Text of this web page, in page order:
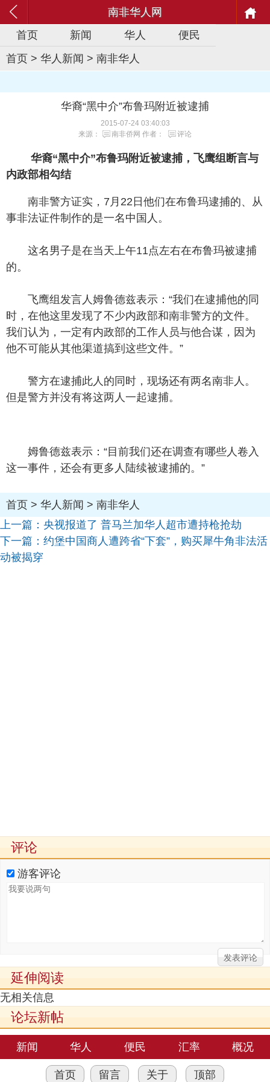
南非华人网
首页
新闻 华人
便民
首页 > 华人新闻 > 南非华人
华裔“黑中介”布鲁玛附近被逮捕
2015-07-24 03:40:03
来源：
南非侨网 作者： 评论
华裔“黑中介”布鲁玛附近被逮捕，飞鹰组断言与
内政部相勾结
南非警方证实，7月22日他们在布鲁玛逮捕的、从
事非法证件制作的是一名中国人。
这名男子是在当天上午11点左右在布鲁玛被逮捕
的。
飞鹰组发言人姆鲁德兹表示：“我们在逮捕他的同
时，在他这里发现了不少内政部和南非警方的文件。
我们认为，一定有内政部的工作人员与他合谋，因为
他不可能从其他渠道搞到这些文件。”
警方在逮捕此人的同时，现场还有两名南非人。
但是警方并没有将这两人一起逮捕。
姆鲁德兹表示：“目前我们还在调查有哪些人卷入
这一事件，还会有更多人陆续被逮捕的。”
首页 > 华人新闻 > 南非华人
上一篇： 央视报道了 普马兰加华人超市遭持枪抢劫
下一篇： 约堡中国商人遭跨省“下套”，购买犀牛角非法活
动被揭穿
评论
游客评论
延伸阅读
无相关信息
论坛新帖
新闻 华人 便民 汇率 概况
首页 留言 关于 顶部